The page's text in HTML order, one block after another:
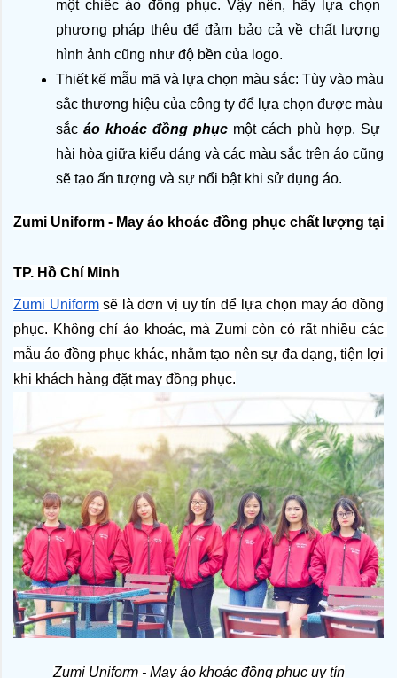
một chiếc áo đồng phục. Vậy nên, hãy lựa chọn
phương pháp thêu để đảm bảo cả về chất lượng
hình ảnh cũng như độ bền của logo.
Thiết kế mẫu mã và lựa chọn màu sắc: Tùy vào màu
sắc thương hiệu của công ty để lựa chọn được màu
sắc áo khoác đồng phục một cách phù hợp. Sự
hài hòa giữa kiểu dáng và các màu sắc trên áo cũng
sẽ tạo ấn tượng và sự nổi bật khi sử dụng áo.
Zumi Uniform - May áo khoác đồng phục chất lượng tại
TP. Hồ Chí Minh
Zumi Uniform sẽ là đơn vị uy tín để lựa chọn may áo đồng
phục. Không chỉ áo khoác, mà Zumi còn có rất nhiều các
mẫu áo đồng phục khác, nhằm tạo nên sự đa dạng, tiện lợi
khi khách hàng đặt may đồng phục.
Zumi Uniform - May áo khoác đồng phục uy tín